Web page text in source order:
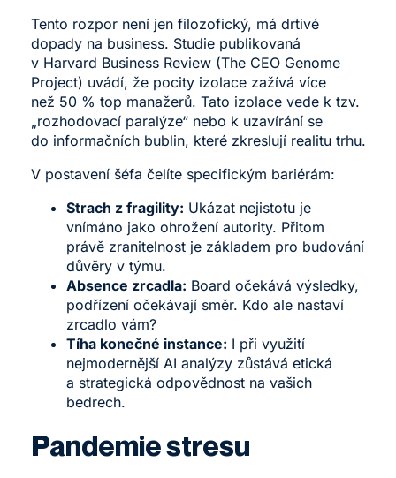
Tento rozpor není jen filozofický, má drtivé
dopady na business. Studie publikovaná
vHarvard Business Review (The CEO Genome
Project) uvádí, že pocity izolace zažívá více
než 50 % top manažerů. Tato izolace vede k tzv.
„rozhodovací paralýze“ nebo k uzavírání se
do informačních bublin, které zkreslují realitu trhu.
V postavení šéfa čelíte specifickým bariérám:
Strach z fragility: Ukázat nejistotu je
vnímáno jako ohrožení autority. Přitom
právě zranitelnost je základem pro budování
důvěry v týmu.
Absence zrcadla: Board očekává výsledky,
podřízení očekávají směr. Kdo ale nastaví
zrcadlo vám?
Tíha konečné instance: I při využití
nejmodernější AI analýzy zůstává etická
a strategická odpovědnost na vašich
bedrech.
Pandemie stresu